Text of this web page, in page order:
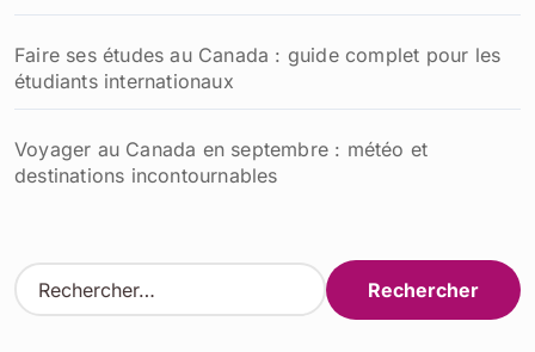
Faire ses études au Canada : guide complet pour les
étudiants internationaux
Voyager au Canada en septembre : météo et
destinations incontournables
R
e